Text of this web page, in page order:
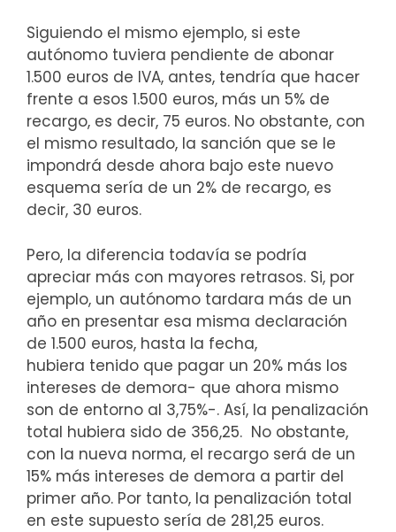
Siguiendo el mismo ejemplo, si este
autónomo tuviera pendiente de abonar
1.500 euros de IVA, antes, tendría que hacer
frente a esos 1.500 euros, más un 5% de
recargo, es decir, 75 euros. No obstante, con
el mismo resultado, la sanción que se le
impondrá desde ahora bajo este nuevo
esquema sería de un 2% de recargo, es
decir, 30 euros.
Pero, la diferencia todavía se podría
apreciar más con mayores retrasos. Si, por
ejemplo, un autónomo tardara más de un
año en presentar esa misma declaración
de 1.500 euros, hasta la fecha,
hubiera tenido que pagar un 20% más los
intereses de demora- que ahora mismo
son de entorno al 3,75%-. Así, la penalización
total hubiera sido de 356,25. No obstante,
con la nueva norma, el recargo será de un
15% más intereses de demora a partir del
primer año. Por tanto, la penalización total
en este supuesto sería de 281,25 euros.